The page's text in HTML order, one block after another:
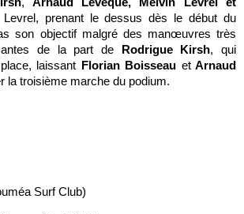
prenant le dessus dès le début du
son objectif malgré des manœuvres très
de la part de Rodrigue Kirsh, qui
laissant Florian Boisseau etArnaud
la troisième marche du podium.
Surf Club)